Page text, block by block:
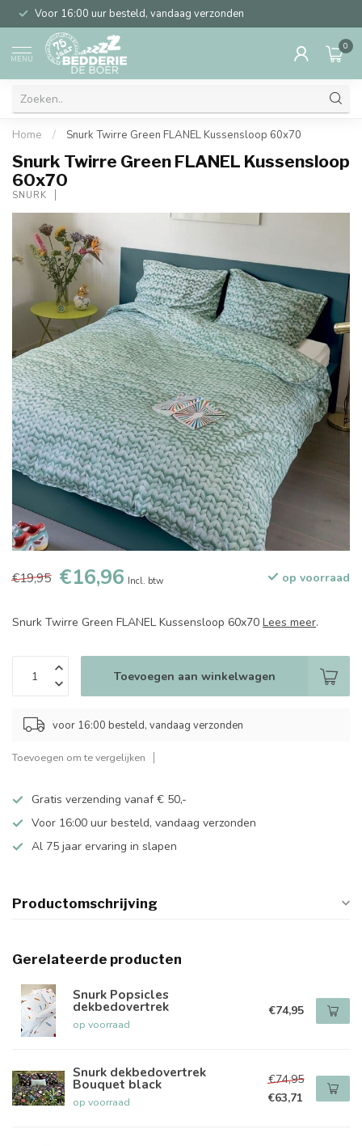
Voor 16:00 uur besteld, vandaag verzonden
MENU
0
Home / Snurk Twirre Green FLANEL Kussensloop 60x70
Snurk Twirre Green FLANEL Kussensloop
60x70
SNURK
€19,95 €16,96 Incl. btw op voorraad
Snurk Twirre Green FLANEL Kussensloop 60x70 Lees meer.
Toevoegen aan winkelwagen
voor 16:00 besteld, vandaag verzonden
Toevoegen om te vergelijken
Gratis verzending vanaf € 50,-
Voor 16:00 uur besteld, vandaag verzonden
Al 75 jaar ervaring in slapen
Productomschrijving
Gerelateerde producten
Snurk Popsicles
dekbedovertrek
op voorraad
€74,95
Snurk dekbedovertrek
Bouquet black
op voorraad
€74,95
€63,71